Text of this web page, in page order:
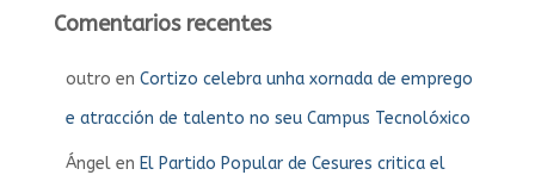
Comentarios recentes
outro en Cortizo celebra unha xornada de emprego
e atracción de talento no seu Campus Tecnolóxico
Ángel en El Partido Popular de Cesures critica el